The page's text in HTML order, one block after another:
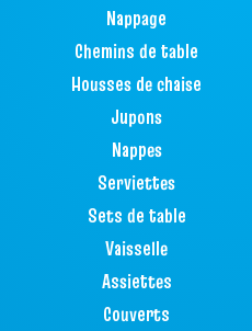
Nappage
Chemins de table
Housses de chaise
Jupons
Nappes
Serviettes
Sets de table
Vaisselle
Assiettes
Couverts